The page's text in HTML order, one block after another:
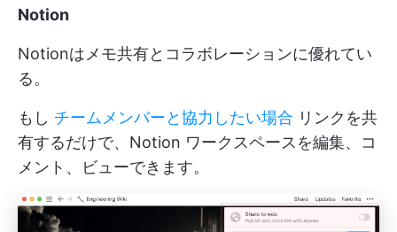
Notion
Notionはメモ共有とコラボレーションに優れてい
る。
もし チームメンバーと協力したい場合 リンクを共
有するだけで、Notion ワークスペースを編集、コ
メント、ビューできます。